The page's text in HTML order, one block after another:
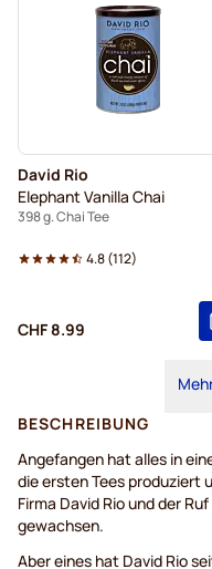
David Rio
Elephant Vanilla Chai
398 g. Chai Tee
4.8(112)
CHF 8.99
BESCHREIBUNG
Angefangen hat alles in
die ersten Tees produziert
Firma David Rio und der
gewachsen.
Aber eines hat David Rio